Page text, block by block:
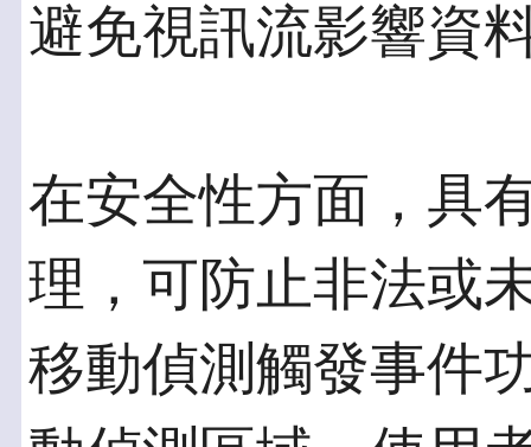
避免視訊流影響資
在安全性方面，具
理，可防止非法或
移動偵測觸發事件